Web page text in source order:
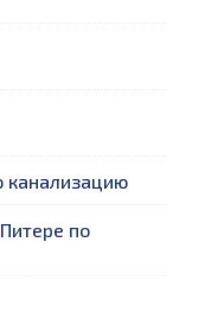
канализацию
по